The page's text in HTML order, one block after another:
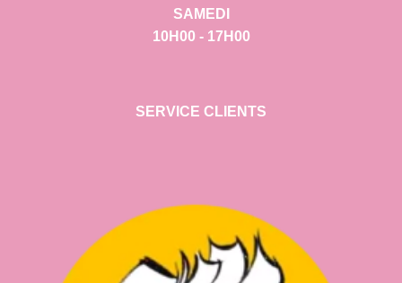
SAMEDI
10H00 - 17H00
SERVICE CLIENTS